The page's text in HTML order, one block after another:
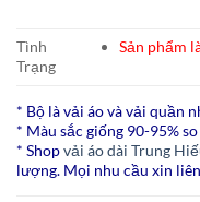
Tình
Trạng
Sản phẩm
* Bộ là vải áo và vải quần
* Màu sắc giống 90-95%
* Shopvải áo dài Trung
lượng. Mọi nhu cầu xin